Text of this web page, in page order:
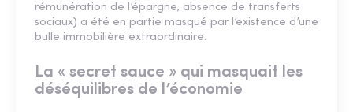
rémunération de l’épargne, absence de transferts
sociaux) a été en partie masqué par l’existence d’une
bulle immobilière extraordinaire.
La « secret sauce » qui masquait les
déséquilibres de l’économie